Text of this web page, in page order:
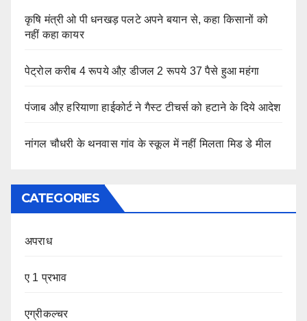
कृषि मंत्री ओ पी धनखड़ पलटे अपने बयान से, कहा किसानों को
नहीं कहा कायर
पेट्रोल करीब 4 रूपये औऱ डीजल 2 रूपये 37 पैसे हुआ महंगा
पंजाब औऱ हरियाणा हाईकोर्ट ने गैस्ट टीचर्स को हटाने के दिये आदेश
नांगल चौधरी के थनवास गांव के स्कूल में नहीं मिलता मिड डे मील
CATEGORIES
अपराध
ए 1 प्रभाव
एग्रीकल्चर